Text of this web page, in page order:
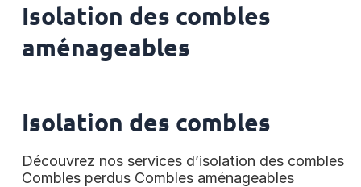
Isolation des combles
aménageables
Isolation des combles
Découvrez nos services d’isolation des combles
Combles perdus Combles aménageables